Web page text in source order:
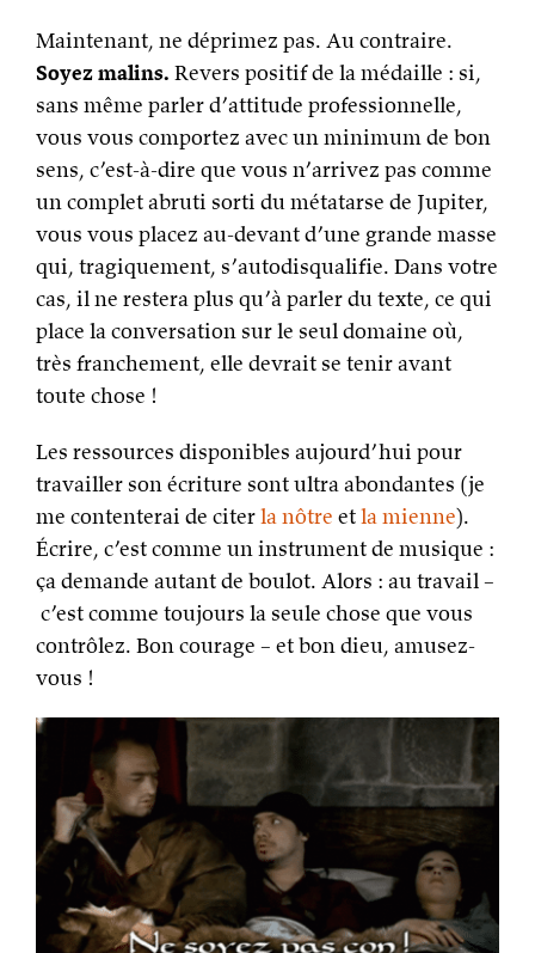
Maintenant, ne déprimez pas. Au contraire.
Soyez malins. Revers positif de la médaille : si,
sans même parler d’attitude professionnelle,
vous vous comportez avec un minimum de bon
sens, c’est-à-dire que vous n’arrivez pas comme
un complet abruti sorti du métatarse de Jupiter,
vous vous placez au-devant d’une grande masse
qui, tragiquement, s’autodisqualifie. Dans votre
cas, il ne restera plus qu’à parler du texte, ce qui
place la conversation sur le seul domaine où,
très franchement, elle devrait se tenir avant
toute chose !
Les ressources disponibles aujourd’hui pour
travailler son écriture sont ultra abondantes (je
me contenterai de citerla nôtre etla mienne).
Écrire, c’est comme un instrument de musique :
ça demande autant de boulot. Alors : au travail –
c’est comme toujours la seule chose que vous
contrôlez. Bon courage – et bon dieu, amusez-
vous !